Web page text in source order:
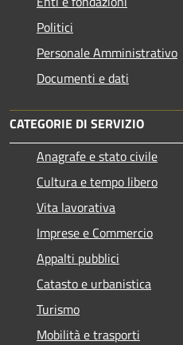
Politici
Personale Amministrativo
Documenti e dati
CATEGORIE DI SERVIZIO
Anagrafe e stato civile
Cultura e tempo libero
Vita lavorativa
Imprese e Commercio
Appalti pubblici
Catasto e urbanistica
Turismo
Mobilità e trasporti